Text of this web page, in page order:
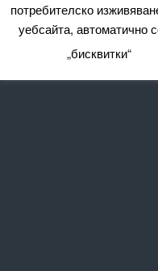
потребителско
уебсайта, автоматично
„бисквитки“